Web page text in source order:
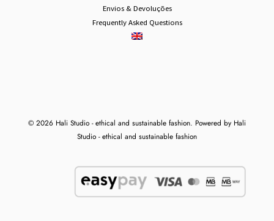
Envios & Devoluções
Frequently Asked Questions
© 2026 Hali Studio - ethical and sustainable fashion. Powered by Hali
Studio - ethical and sustainable fashion